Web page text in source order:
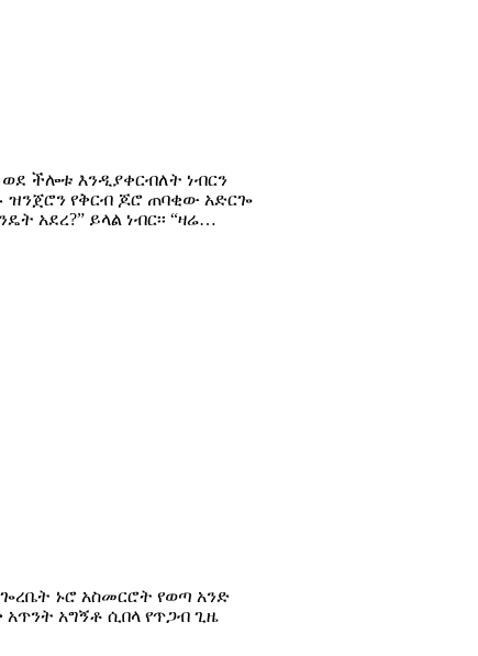
ወደ ችሎቱ እንዲያቀርብለት ነብርን
ዝንጀሮን የቅርብ ጆሮ ጠባቂው አድርጐ
አደረ?” ይላል ነብር፡፡ “ዛሬ…
ኑሮ አስመርሮት የወጣ አንድ
አግኝቶ ሲበላ የጥጋብ ጊዜ